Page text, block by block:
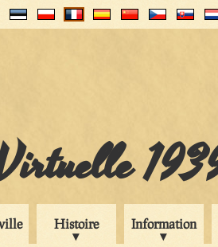
Histoire Information